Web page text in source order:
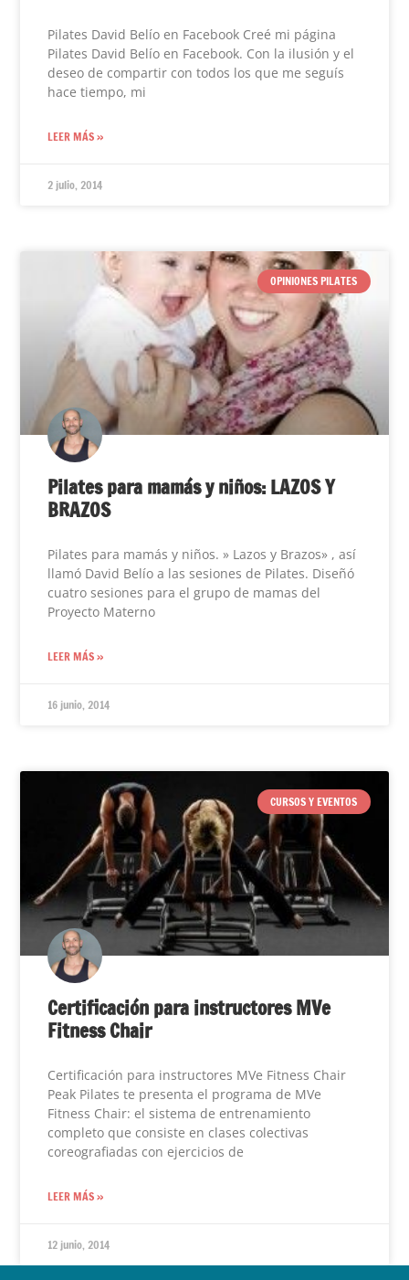
Pilates David Belío en Facebook Creé mi página
Pilates David Belío en Facebook. Con la ilusión y el
deseo de compartir con todos los que me seguís
hace tiempo, mi
LEER MÁS »
2 julio, 2014
OPINIONES PILATES
Pilates para mamás y niños: LAZOS Y
BRAZOS
Pilates para mamás y niños. » Lazos y Brazos» , así
llamó David Belío a las sesiones de Pilates. Diseñó
cuatro sesiones para el grupo de mamas del
Proyecto Materno
LEER MÁS »
16 junio, 2014
CURSOS Y EVENTOS
Certificación para instructores MVe
Fitness Chair
Certificación para instructores MVe Fitness Chair
Peak Pilates te presenta el programa de MVe
Fitness Chair: el sistema de entrenamiento
completo que consiste en clases colectivas
coreografiadas con ejercicios de
LEER MÁS »
12 junio, 2014